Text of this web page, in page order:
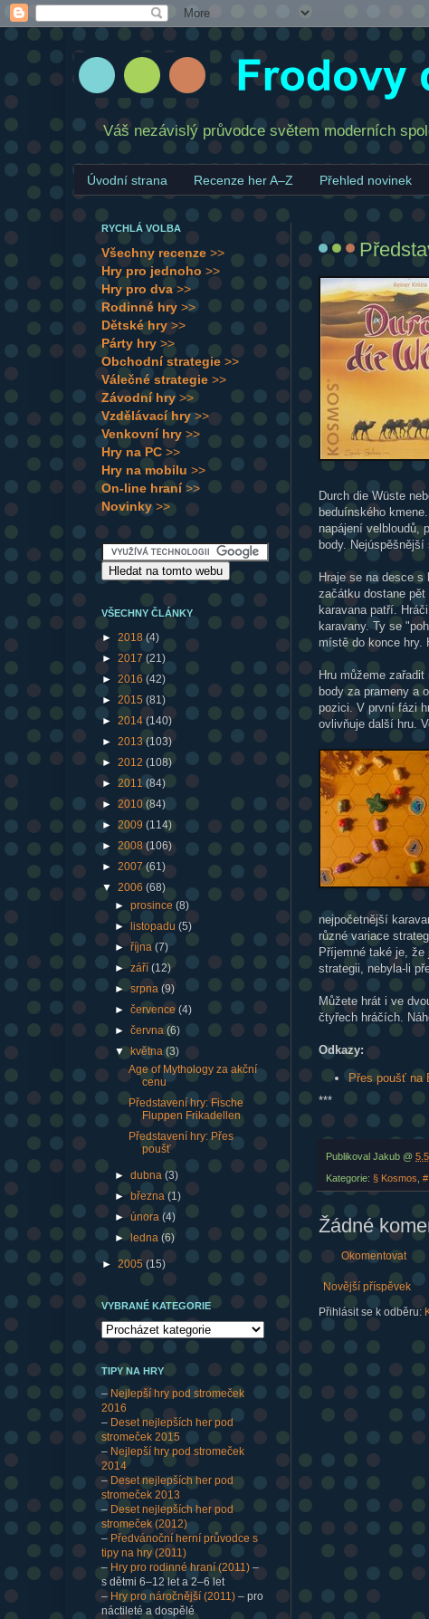
Váš nezávislý průvodce světem moderních
Úvodní strana Recenze her A–Z Přehled novinek
Durch die Wüste
beduínského kmene.
napájení velbloudů,
body.
Hraje se na desce
začátku dostane
karavana patří.
karavany. Ty se
místě do konce hry.
Hru můžeme
body za prameny a
pozici. V první fázi
ovlivňuje další hru.
nejpočetnější
různé variace
Příjemné také je, že
strategii, nebyla-li
Můžete hrát i ve
čtyřech hráčích.
Odkazy:
Přes poušť na
***
Publikoval Jakub @
Kategorie: § Kosmos
Žádné
Okomentovat
Novější příspěvek
Přihlásit se k odběru:
RYCHLÁ VOLBA
Všechny recenze >>
Hry pro jednoho >>
Hry pro dva >>
Rodinné hry >>
Dětské hry>>
Párty hry >>
Obchodní strategie >>
Válečné strategie >>
Závodní hry >>
Vzdělávací hry >>
Venkovní hry >>
Hry na PC >>
Hry na mobilu >>
On-line hraní>>
Novinky >>
VŠECHNY ČLÁNKY
► 2018 (4)
► 2017 (21)
► 2016 (42)
► 2015 (81)
► 2014(140)
► 2013 (103)
► 2012 (108)
► 2011 (84)
► 2010 (84)
► 2009 (114)
► 2008(106)
► 2007 (61)
▼ 2006 (68)
►prosince(8)
►
listopadu(5)
►října(7)
►září(12)
►srpna(9)
►července(4)
►června(6)
▼
května(3)
Age of Mythology za akční
cenu
Představení hry: Fische
Fluppen Frikadellen
Představení hry: Přes
poušť
►dubna(3)
► března(1)
►února(4)
►
ledna(6)
► 2005(15)
VYBRANÉ KATEGORIE
TIPY NA HRY
– Nejlepší hry pod stromeček
2016
– Deset nejlepších her pod
stromeček 2015
– Nejlepší hry pod stromeček
2014
– Deset nejlepších her pod
stromeček 2013
– Deset nejlepších her pod
stromeček (2012)
– Předvánoční herní průvodce s
tipy na hry (2011)
– Hry pro rodinné hraní (2011) –
s dětmi 6–12 let a 2–6 let
– Hry pro náročnější (2011) – pro
náctileté a dospělé